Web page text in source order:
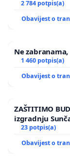
2 784 potpis(a)
Obavijest o
Ne
1 460 potpis(a)
Obavijest o
ZAŠTITIMO
izgradnju
Ugljana
23 potpis(a)
Obavijest o